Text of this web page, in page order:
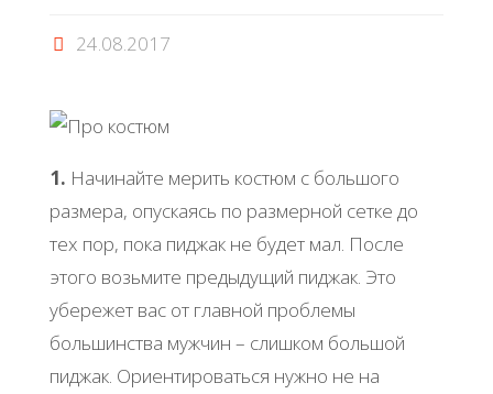
24.08.2017
1. Начинайте мерить костюм с большого
размера, опускаясь по размерной сетке до
тех пор, пока пиджак не будет мал. После
этого возьмите предыдущий пиджак. Это
убережет вас от главной проблемы
большинства мужчин – слишком большой
пиджак. Ориентироваться нужно не на